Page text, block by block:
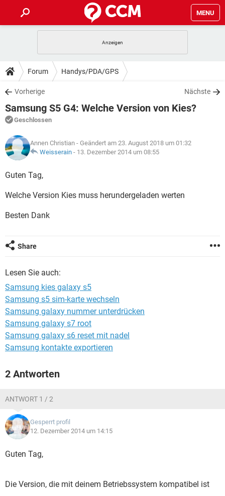
MENU
ANDROID IOS
WINDOWS 10
WHATSAPP TIKTOK
FACEBOOK
TIPPS & TRICKS
SPIELE STREAMING
WINDOWS 10
WHATSAPP
FACEBOOK HARDWARE
DOWNLOADS
SPIELE STREAMING
ANDROID
WINDOWS 10 INSTAGRAM
WHATSAPP
FACEBOOK
FORUM
SPIELE
ANDROID IOS
LEXIKON
SPIELE
ANDROID
WINDOWS 10 INSTAGRAM
WHATSAPP
Forum Handys/PDA/GPS
Vorherige Nächste
Samsung S5 G4: Welche Version von Kies?
Geschlossen
Annen Christian - Geändert am 23. August 2018 um 01:32
Weisserain - 13. Dezember 2014 um 08:55
Guten Tag,
Welche Version Kies muss herundergeladen werten
Besten Dank
Share
Lesen Sie auch:
Samsung kies galaxy s5
Samsung s5 sim-karte wechseln
Samsung galaxy nummer unterdrücken
Samsung galaxy s7 root
Samsung galaxy s6 reset mit nadel
Samsung kontakte exportieren
2 Antworten
ANTWORT 1 / 2
Gesperrt profil
12. Dezember 2014 um 14:15
Guten Tag,
Die Version, die mit deinem Betriebssystem kompatibel ist